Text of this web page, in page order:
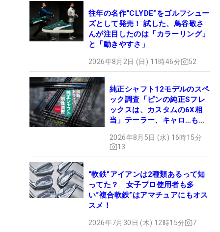
往年の名作“CLYDE”をゴルフシュー
ズとして発売！ 試した、鳥谷敬さ
んが注目したのは「カラーリング」
と「動きやすさ」
2026年8月2日 (日) 11時46分 52
純正シャフト12モデルのスペ
ック調査「ピンの純正Sフレ
ックスは、カスタムの6X相
当」テーラー、キャロ…もチ
2026年8月5日 (水) 16時15分
13
“軟鉄”アイアンは2種類あるって知
ってた？ 女子プロ使用者も多
い“複合軟鉄”はアマチュアにもオス
スメ！
2026年7月30日 (木) 12時15分 7